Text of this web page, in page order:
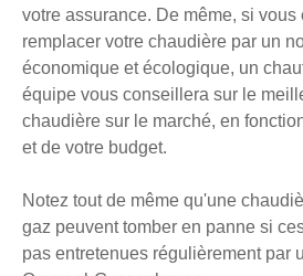
votre assurance. De même, si vous
remplacer votre chaudière par un
économique et écologique, un
équipe vous conseillera sur le
chaudière sur le marché, en
et de votre budget.
Notez tout de même qu'une
gaz peuvent tomber en panne si
pas entretenues régulièrement par